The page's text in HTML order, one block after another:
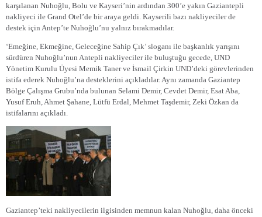
karşılanan Nuhoğlu, Bolu ve Kayseri’nin ardından 300’e yakın Gaziantepli
nakliyeci ile Grand Otel’de bir araya geldi. Kayserili bazı nakliyeciler de
destek için Antep’te Nuhoğlu’nu yalnız bırakmadılar.
‘Emeğine, Ekmeğine, Geleceğine Sahip Çık’ sloganı ile başkanlık yarışını
sürdüren Nuhoğlu’nun Antepli nakliyeciler ile buluştuğu gecede, UND
Yönetim Kurulu Üyesi Memik Taner ve İsmail Çirkin UND’deki görevlerinden
istifa ederek Nuhoğlu’na desteklerini açıkladılar. Aynı zamanda Gaziantep
Bölge Çalışma Grubu’nda bulunan Selami Demir, Cevdet Demir, Esat Aba,
Yusuf Eruh, Ahmet Şahane, Lütfü Erdal, Mehmet Taşdemir, Zeki Özkan da
istifalarını açıkladı.
Gaziantep’teki nakliyecilerin ilgisinden memnun kalan Nuhoğlu, daha önceki